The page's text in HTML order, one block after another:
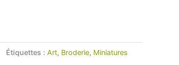
Étiquettes : Art, Broderie, Miniatures